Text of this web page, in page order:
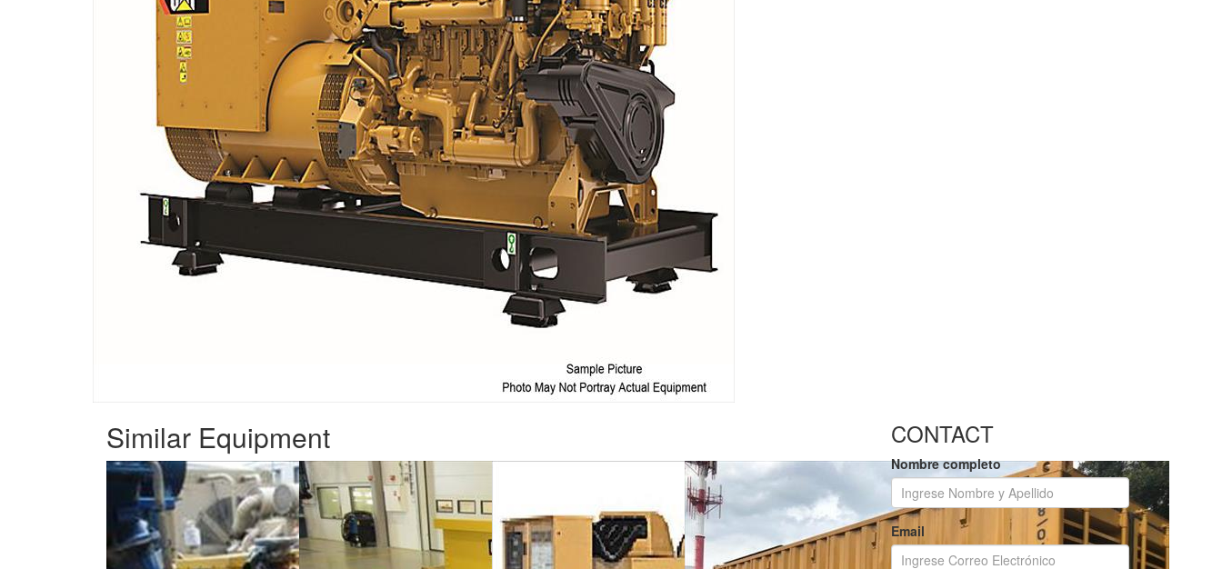
Similar Equipment CONTACT
Nombre completo
Email